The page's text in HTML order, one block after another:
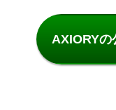
AXIORYの